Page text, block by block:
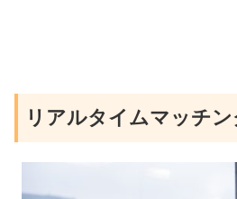
リアルタイムマッチ